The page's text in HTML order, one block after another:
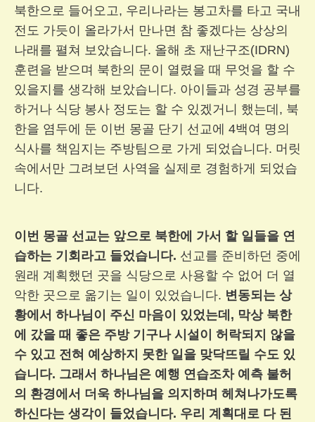
북한으로 들어오고, 우리나라는 봉고차를 타고 국내
전도 가듯이 올라가서 만나면 참 좋겠다는 상상의
나래를 펼쳐 보았습니다. 올해 초 재난구조(IDRN)
훈련을 받으며 북한의 문이 열렸을 때 무엇을 할 수
있을지를 생각해 보았습니다. 아이들과 성경 공부를
하거나 식당 봉사 정도는 할 수 있겠거니 했는데, 북
한을 염두에 둔 이번 몽골 단기 선교에 4백여 명의
식사를 책임지는 주방팀으로 가게 되었습니다. 머릿
속에서만 그려보던 사역을 실제로 경험하게 되었습
니다.
이번 몽골 선교는 앞으로 북한에 가서 할 일들을 연
습하는 기회라고 들었습니다. 선교를 준비하던 중에
원래 계획했던 곳을 식당으로 사용할 수 없어 더 열
악한 곳으로 옮기는 일이 있었습니다. 변동되는 상
황에서 하나님이 주신 마음이 있었는데, 막상 북한
에 갔을 때 좋은 주방 기구나 시설이 허락되지 않을
수 있고 전혀 예상하지 못한 일을 맞닥뜨릴 수도 있
습니다. 그래서 하나님은 예행 연습조차 예측 불허
의 환경에서 더욱 하나님을 의지하며 헤쳐나가도록
하신다는 생각이 들었습니다. 우리 계획대로 다 된